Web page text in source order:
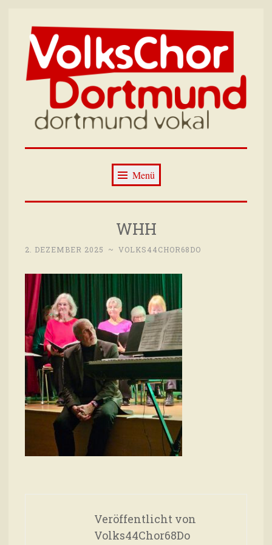
Zum
Inhalt
springen
Volkschor
Dortmund –
Dortmund Vokal
Wir singen immer dienstags im Wilhelm-
Hansmann-Haus Dortmund
Menü
WHH
2. DEZEMBER 2025 ~ VOLKS44CHOR68DO
Veröffentlicht von
Volks44Chor68Do